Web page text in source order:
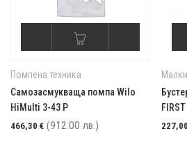
Помпена техника
Самозасмукваща помпа Wilo
HiMulti 3-43 P
466,30 € (912.00 лв.)
FIRST